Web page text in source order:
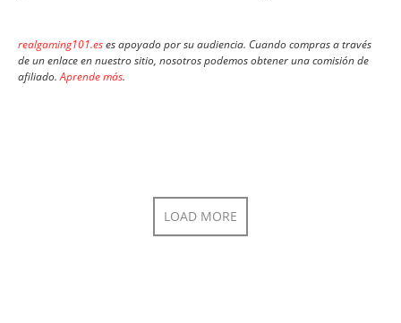
realgaming101.eses apoyado por su audiencia. Cuando compras a través
de un enlace en nuestro sitio, nosotros podemos obtener una comisión de
afiliado.Aprende más.
LOAD MORE